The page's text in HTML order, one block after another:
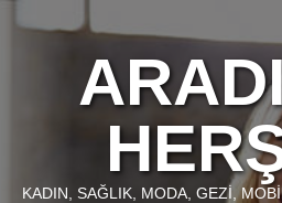
KADIN, SAĞLIK, MODA, GEZI,